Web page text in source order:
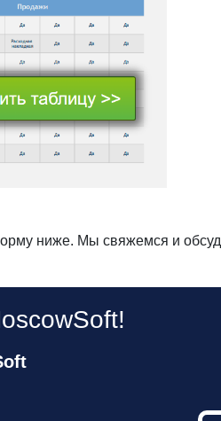
ниже. Мы свяжемся и